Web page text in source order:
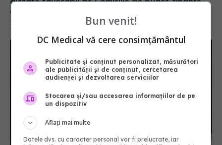
din Parlament
22 dec 2021, 00:07
Bun venit!
DC Medical vă cere consimțământul
Publicitate și conținut personalizat, măsurători
ale publicității și de conținut, cercetarea
audienței și dezvoltarea serviciilor
Stocarea și/sau accesarea informațiilor de pe
un dispozitiv
Aflați mai multe
Datele dvs. cu caracter personal vor fi prelucrate, iar